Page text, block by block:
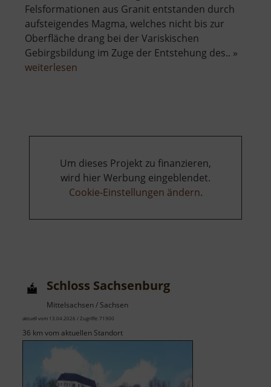
Felsformationen aus Granit entstanden durch
aufsteigendes Magma, welches nicht bis zur
Oberfläche drang bei der Variskischen
Gebirgsbildung im Zuge der Entstehung des.. »
weiterlesen
Um dieses Projekt zu finanzieren,
wird hier Werbung eingeblendet.
Cookie-Einstellungen ändern.
Schloss Sachsenburg
Mittelsachsen / Sachsen
aktuell vom 13.04.2026 / Zugriffe: 71900
36 km vom aktuellen Standort